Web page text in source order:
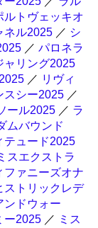
ルトヴェッキオ
ネル2025 ／ シ
／ パロネラ
ャリング2025
／ リヴィ
スシー2025 ／
ール2025 ／ ラ
ムバウンド
テュード2025
スエクストラ
ファニーズオナ
ストリックレデ
ンドウォー
ー2025 ／ ミス